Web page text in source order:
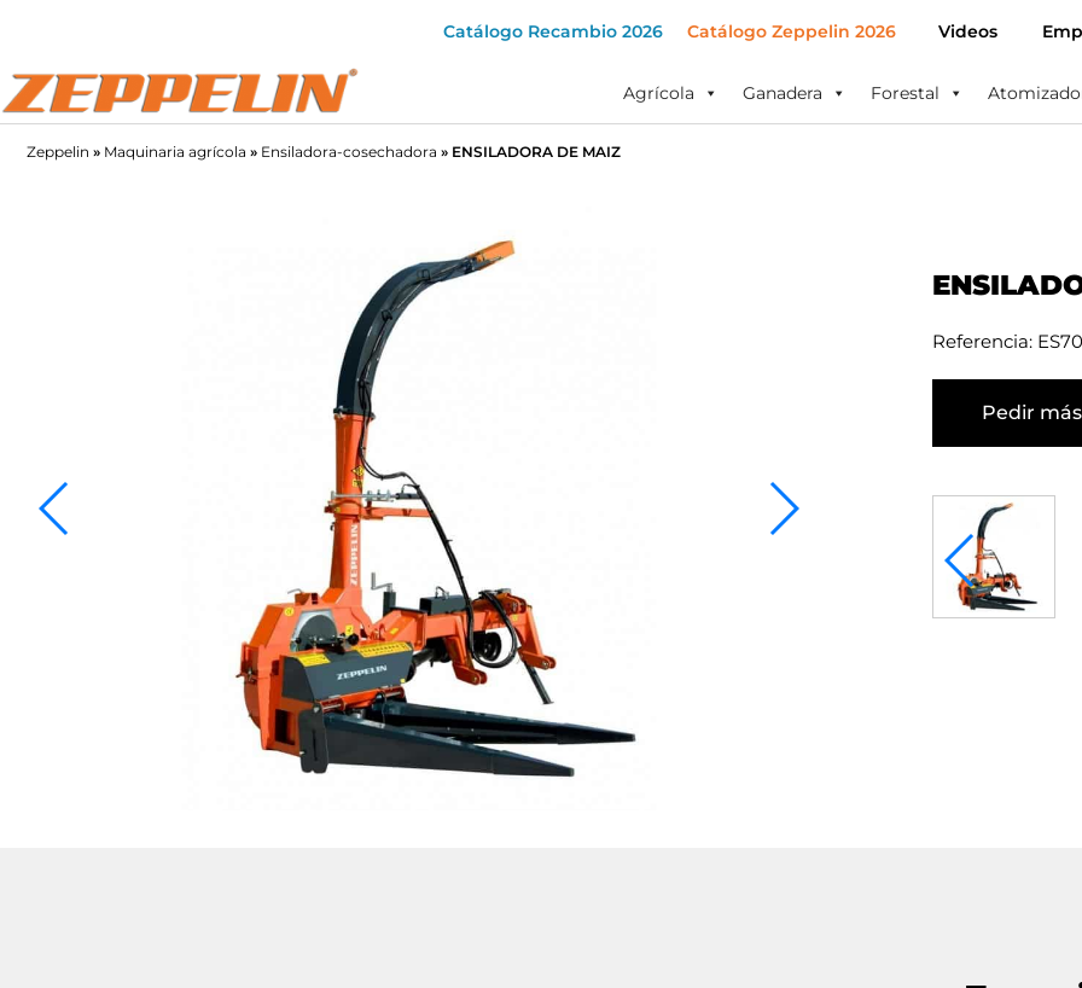
Catálogo Recambio 2026 Catálogo Zeppelin 2026 Videos
Agrícola Ganadera Forestal
Zeppelin » Maquinaria agrícola » Ensiladora-cosechadora » ENSILADORA DE MAIZ
Referencia:
Pedir